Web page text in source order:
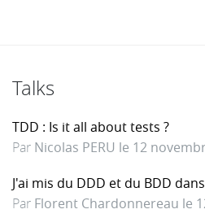
Talks
TDD : Is it all about tests ?
Par Nicolas PERU le 12
J'ai mis du DDD et du BDD
Par Florent Chardonnereau le